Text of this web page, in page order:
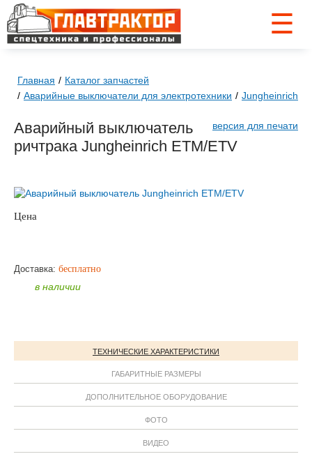
☰
Главная
Каталог запчастей
Аварийные выключатели для электротехники
Jungheinrich
версия для печати
Аварийный выключатель
ричтрака Jungheinrich ETM/ETV
Цена
Доставка: бесплатно
в наличии
ТЕХНИЧЕСКИЕ ХАРАКТЕРИСТИКИ
ГАБАРИТНЫЕ РАЗМЕРЫ
ДОПОЛНИТЕЛЬНОЕ ОБОРУДОВАНИЕ
ФОТО
ВИДЕО